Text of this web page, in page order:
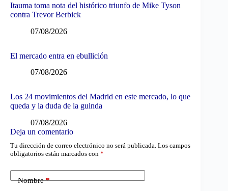
Itauma toma nota del histórico triunfo de Mike Tyson
contra Trevor Berbick
07/08/2026
El mercado entra en ebullición
07/08/2026
Los 24 movimientos del Madrid en este mercado, lo que
queda y la duda de la guinda
07/08/2026
Deja un comentario
Tu dirección de correo electrónico no será publicada. Los campos
obligatorios están marcados con *
Nombre*